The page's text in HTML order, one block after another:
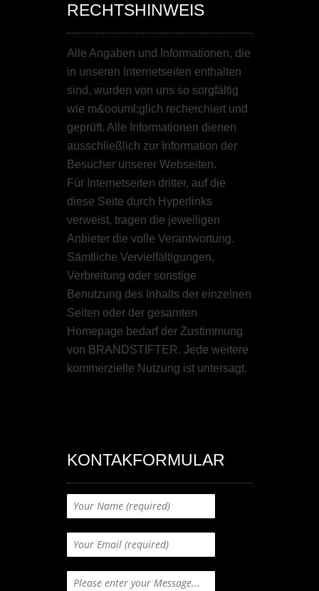
RECHTSHINWEIS
Alle Angaben und Informationen, die
in unseren Internetseiten enthalten
sind, wurden von uns so sorgfältig
wie m&oouml;glich recherchiert und
geprüft. Alle Informationen dienen
ausschließlich zur Information der
Besucher unserer Webseiten.
Für Internetseiten dritter, auf die
diese Seite durch Hyperlinks
verweist, tragen die jeweiligen
Anbieter die volle Verantwortung.
Sämtliche Vervielfältigungen,
Verbreitung oder sonstige
Benutzung des Inhalts der einzelnen
Seiten oder der gesamten
Homepage bedarf der Zustimmung
von BRANDSTIFTER. Jede weitere
kommerzielle Nutzung ist untersagt.
KONTAKFORMULAR